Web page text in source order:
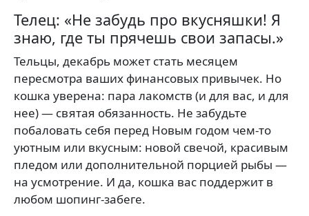
Телец: «Не забудь про вкусняшки! Я
знаю, где ты прячешь свои запасы.»
Тельцы, декабрь может стать месяцем
пересмотра ваших финансовых привычек. Но
кошка уверена: пара лакомств (и для вас, и для
нее) — святая обязанность. Не забудьте
побаловать себя перед Новым годом чем-то
уютным или вкусным: новой свечой, красивым
пледом или дополнительной порцией рыбы —
на усмотрение. И да, кошка вас поддержит в
любом шопинг-забеге.